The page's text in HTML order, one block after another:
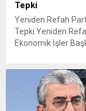
Tepki
Yeniden Refah
Tepki Yeniden
Ekonomik İşler
fiyatların çiftçinin
olduğunu
çağrısında...